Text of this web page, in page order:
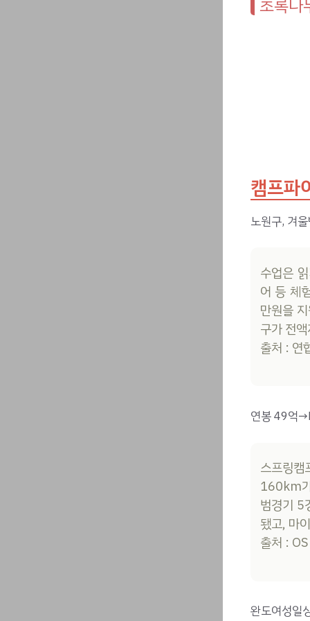
초록
캠프파
노원구, 겨
수업은
어 등 체
만원을
구가 전
출처 : 연
연봉 49억
스프링캠
160km
범경기 5
됐고, 마
출처 :
완도여성일